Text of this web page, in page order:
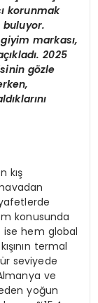
korunmak
buluyor.
markası,
2025
gözle
kış
konusunda
ise hem global
termal
seviyede
ve
yoğun